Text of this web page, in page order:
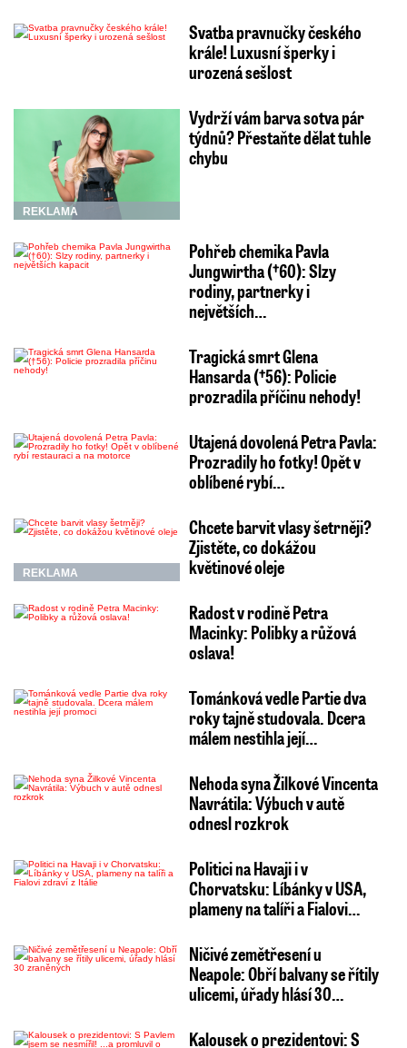
Svatba pravnučky českého
krále! Luxusní šperky i
urozená sešlost
REKLAMA
Vydrží vám barva sotva pár
týdnů? Přestaňte dělat tuhle
chybu
Pohřeb chemika Pavla
Jungwirtha (†60): Slzy
rodiny, partnerky i
největších…
Tragická smrt Glena
Hansarda (†56): Policie
prozradila příčinu nehody!
Utajená dovolená Petra Pavla:
Prozradily ho fotky! Opět v
oblíbené rybí…
REKLAMA
Chcete barvit vlasy šetrněji?
Zjistěte, co dokážou
květinové oleje
Radost v rodině Petra
Macinky: Polibky a růžová
oslava!
Tománková vedle Partie dva
roky tajně studovala. Dcera
málem nestihla její…
Nehoda syna Žilkové Vincenta
Navrátila: Výbuch v autě
odnesl rozkrok
Politici na Havaji i v
Chorvatsku: Líbánky v USA,
plameny na talíři a Fialovi…
Ničivé zemětřesení u
Neapole: Obří balvany se řítily
ulicemi, úřady hlásí 30…
Kalousek o prezidentovi: S